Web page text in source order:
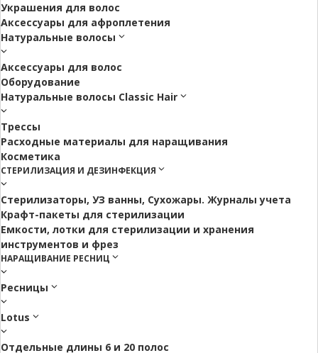
Украшения для волос
Аксессуары для афроплетения
Натуральные волосы
Аксессуары для волос
Оборудование
Натуральные волосы Classic Hair
Трессы
Расходные материалы для наращивания
Косметика
СТЕРИЛИЗАЦИЯ И ДЕЗИНФЕКЦИЯ
Стерилизаторы, УЗ ванны, Сухожары. Журналы учета
Крафт-пакеты для стерилизации
Емкости, лотки для стерилизации и хранения
инструментов и фрез
НАРАЩИВАНИЕ РЕСНИЦ
Ресницы
Lotus
Отдельные длины 6 и 20 полос